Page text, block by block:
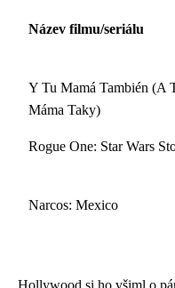
Název filmu/seriálu
Y Tu Mamá También (A
Máma Taky)
Rogue One: Star Wars
Narcos: Mexico
Hollywood si ho všiml o